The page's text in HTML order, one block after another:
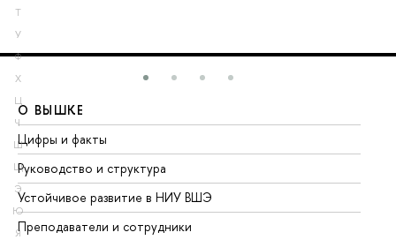
Т
У
Ф
Х
Ц
Ч
Ш
Щ
Э
Ю
Я
О ВЫШКЕ
Цифры и факты
Руководство и структура
Устойчивое развитие в НИУ ВШЭ
Преподаватели и сотрудники